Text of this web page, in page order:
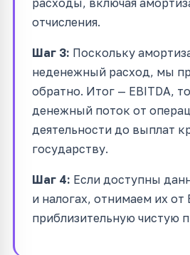
отчисления.
Шаг 3: Поскольку
неденежный расход, мы
обратно. Итог — EBITDA,
денежный поток от
деятельности до выплат
государству.
Шаг 4: Если доступны
и налогах, отнимаем их от
приблизительную чистую